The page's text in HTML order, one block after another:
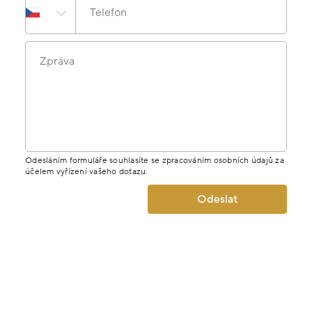
Telefon
Zpráva
Odesláním formuláře souhlasíte se zpracováním osobních údajů za
účelem vyřízení vašeho dotazu.
Odeslat